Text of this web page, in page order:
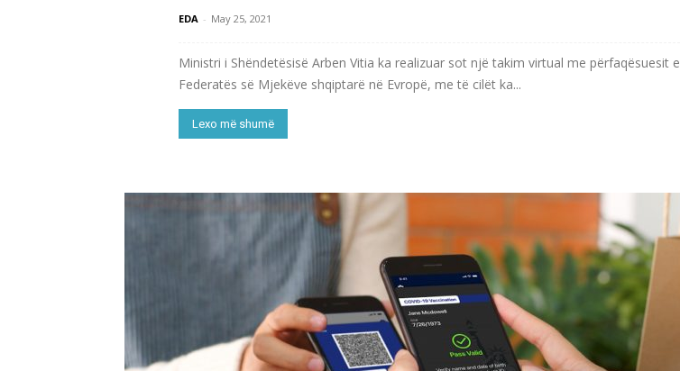
EDA - May 25, 2021
Ministri i Shëndetësisë Arben Vitia ka realizuar sot një takim virtual me përfaqësuesit e
Federatës së Mjekëve shqiptarë në Evropë, me të cilët ka...
Lexo më shumë